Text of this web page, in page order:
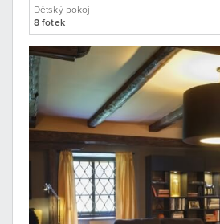
Dětský pokoj
8 fotek